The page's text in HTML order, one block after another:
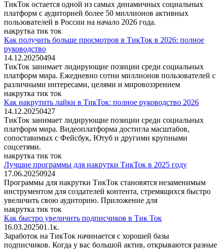
ТикТок остается одной из самых динамичных социальных
платформ с аудиторией более 50 миллионов активных
пользователей в России на начало 2026 года.
накрутка тик ток
Как получить больше просмотров в ТикТок в 2026: полное
руководство
14.12.20250494
ТикТок занимает лидирующие позиции среди социальных
платформ мира. Ежедневно сотни миллионов пользователей с
различными интересами, целями и мировоззрением
накрутка тик ток
Как накрутить лайки в ТикТок: полное руководство 2026
14.12.20250427
ТикТок занимает лидирующие позиции среди социальных
платформ мира. Видеоплатформа достигла масштабов,
сопоставимых с Фейсбук, Ютуб и другими крупными
соцсетями.
накрутка тик ток
Лучшие программы для накрутки ТикТок в 2025 году
17.06.20250924
Программы для накрутки ТикТок становятся незаменимым
инструментом для создателей контента, стремящихся быстро
увеличить свою аудиторию. Приложение для
накрутка тик ток
Как быстро увеличить подписчиков в Тик Ток
16.03.202501.1к.
Заработок на ТикТок начинается с хорошей базы
подписчиков. Когда у вас большой актив, открываются разные